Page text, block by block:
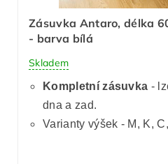
Zásuvka Antaro, délka
- barva bílá
Skladem
Kompletní zásuvka -
dna a zad.
Varianty výšek - M, K,